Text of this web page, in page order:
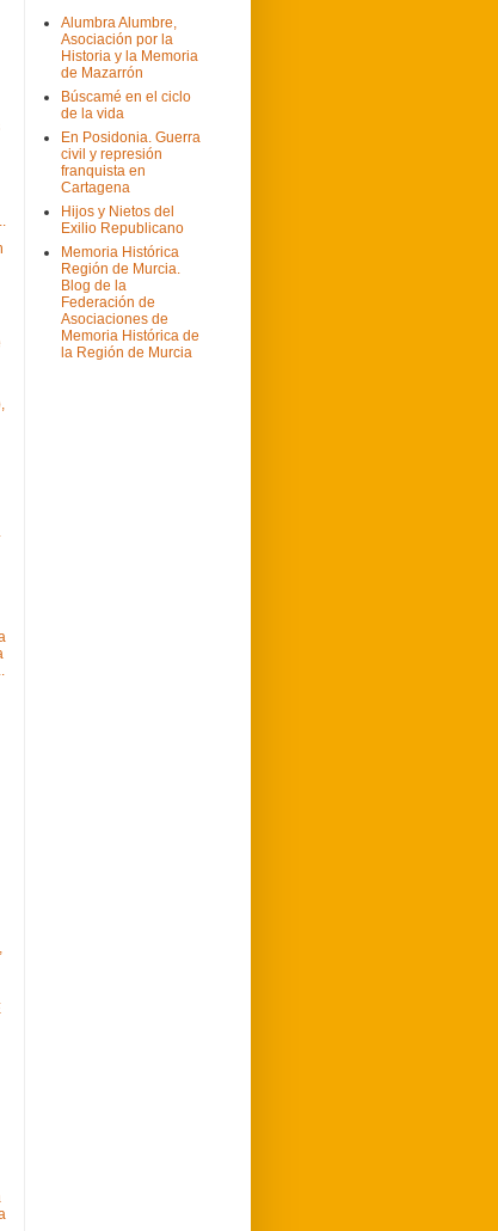
Alumbra Alumbre,
Asociación por la
Historia y la Memoria
de Mazarrón
Búscamé en el ciclo
de la vida
En Posidonia. Guerra
civil y represión
franquista en
Cartagena
Hijos y Nietos del
Exilio Republicano
Memoria Histórica
Región de Murcia.
Blog de la
Federación de
Asociaciones de
Memoria Histórica de
la Región de Murcia